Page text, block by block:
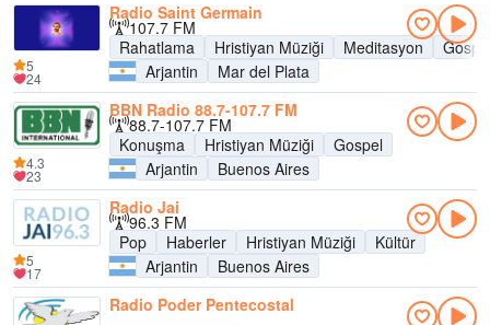
Radio Saint Germain
107.7 FM
Rahatlama
Hristiyan Müziği Meditasyon
Arjantin
Mar del Plata
5
24
BBN Radio 88.7-107.7 FM
88.7-107.7 FM
Konuşma
Hristiyan Müziği
Gospel
Arjantin
Buenos Aires
4.3
23
Radio Jai
96.3 FM
Pop
Haberler Hristiyan Müziği
Kültür
Arjantin
Buenos Aires
5
17
Radio Poder Pentecostal